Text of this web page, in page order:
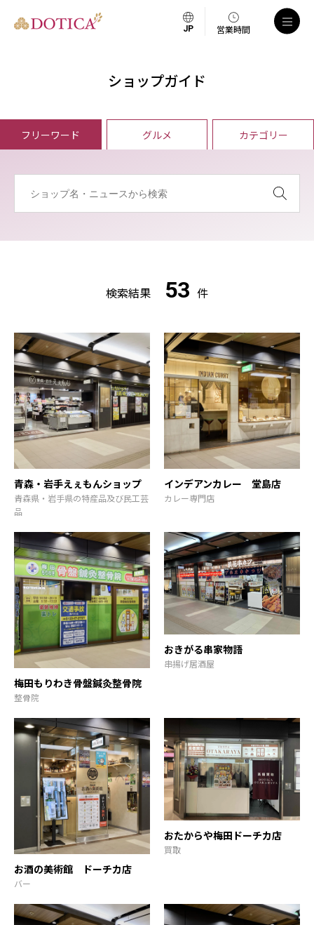
営業時間
ショップガイド
フリーワード グルメ カテゴリー
検索結果 53 件
青森・岩手えぇもんショップ
青森県・岩手県の特産品及び民工芸
品
インデアンカレー 堂島店
カレー専門店
梅田もりわき骨盤鍼灸整骨院
整骨院
おきがる串家物語
串揚げ居酒屋
お酒の美術館 ドーチカ店
バー
おたからや梅田ドーチカ店
買取